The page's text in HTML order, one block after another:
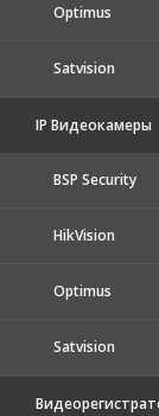
Optimus
Satvision
IP Видеокамеры
BSP Security
HikVision
Optimus
Satvision